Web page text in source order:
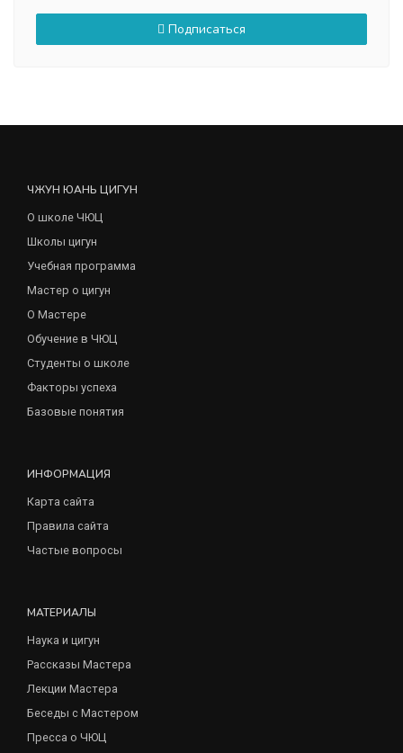
Подписаться
ЧЖУН ЮАНЬ ЦИГУН
О школе ЧЮЦ
Школы цигун
Учебная программа
Мастер о цигун
О Мастере
Обучение в ЧЮЦ
Студенты о школе
Факторы успеха
Базовые понятия
ИНФОРМАЦИЯ
Карта сайта
Правила сайта
Частые вопросы
МАТЕРИАЛЫ
Наука и цигун
Рассказы Мастера
Лекции Мастера
Беседы с Мастером
Пресса о ЧЮЦ